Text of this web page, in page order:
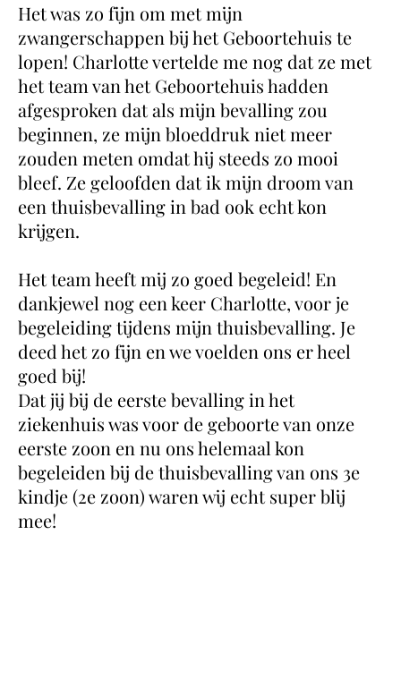
Het was zo fijn om met mijn
zwangerschappen bij het Geboortehuis te
lopen! Charlotte vertelde me nog dat ze met
het team van het Geboortehuis hadden
afgesproken dat als mijn bevalling zou
beginnen, ze mijn bloeddruk niet meer
zouden meten omdat hij steeds zo mooi
bleef. Ze geloofden dat ik mijn droom van
een thuisbevalling in bad ook echt kon
krijgen.
Het team heeft mij zo goed begeleid! En
dankjewel nog een keer Charlotte, voor je
begeleiding tijdens mijn thuisbevalling. Je
deed het zo fijn en we voelden ons er heel
goed bij!
Dat jij bij de eerste bevalling in het
ziekenhuis was voor de geboorte van onze
eerste zoon en nu ons helemaal kon
begeleiden bij de thuisbevalling van ons 3e
kindje (2e zoon) waren wij echt super blij
mee!